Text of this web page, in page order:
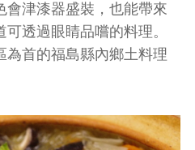
會津漆器盛裝，也能帶來
透過眼睛品嚐的料理。
首的福島縣內鄉土料理